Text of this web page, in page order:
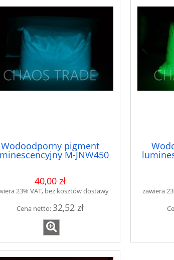
Wodoodporny pigment
M-JNW450
40,00 zł
23% VAT, bez kosztów dostawy
Cena netto:32,52 zł
zawiera